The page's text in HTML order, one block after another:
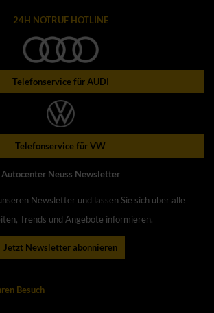
24H NOTRUF HOTLINE
Telefonservice für AUDI
Telefonservice für VW
Autocenter Neuss Newsletter
Newsletter und lassen Sie sich über alle
Trends und Angebote informieren.
Jetzt Newsletter abonnieren
Besuch